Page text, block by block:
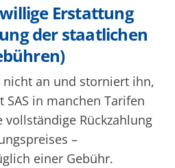
Erstattung
der staatlichen
an und storniert ihn,
SAS in manchen Tarifen
vollständige Rückzahlung
–
einer Gebühr.